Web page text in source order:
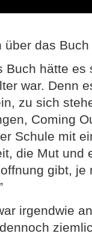
über das
Buch hätte
war. Denn
zu sich
Coming
Schule mit
die Mut und
gibt, je
irgendwie